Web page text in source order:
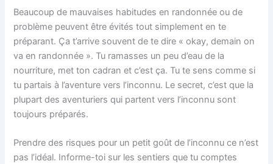
Beaucoup de mauvaises habitudes en randonnée ou de
problème peuvent être évités tout simplement en te
préparant. Ça t’arrive souvent de te dire « okay, demain on
va en randonnée ». Tu ramasses un peu d’eau de la
nourriture, met ton cadran et c’est ça. Tu te sens comme si
tu partais à l’aventure vers l’inconnu. Le secret, c’est que la
plupart des aventuriers qui partent vers l’inconnu sont
toujours préparés.
Prendre des risques pour un petit goût de l’inconnu ce n’est
pas l’idéal. Informe-toi sur les sentiers que tu comptes